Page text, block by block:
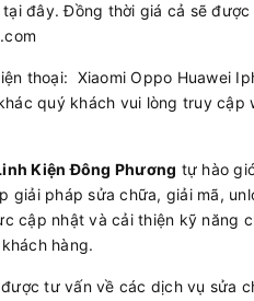
tại đây. Đồng thời giá cả sẽ được
thoại: Xiaomi Oppo Huawei
quý khách vui lòng truy cập
Kiện Đông Phương tự hào
pháp sửa chữa, giải mã,
cập nhật và cải thiện kỹ năng
hàng.
tư vấn về các dịch vụ sửa